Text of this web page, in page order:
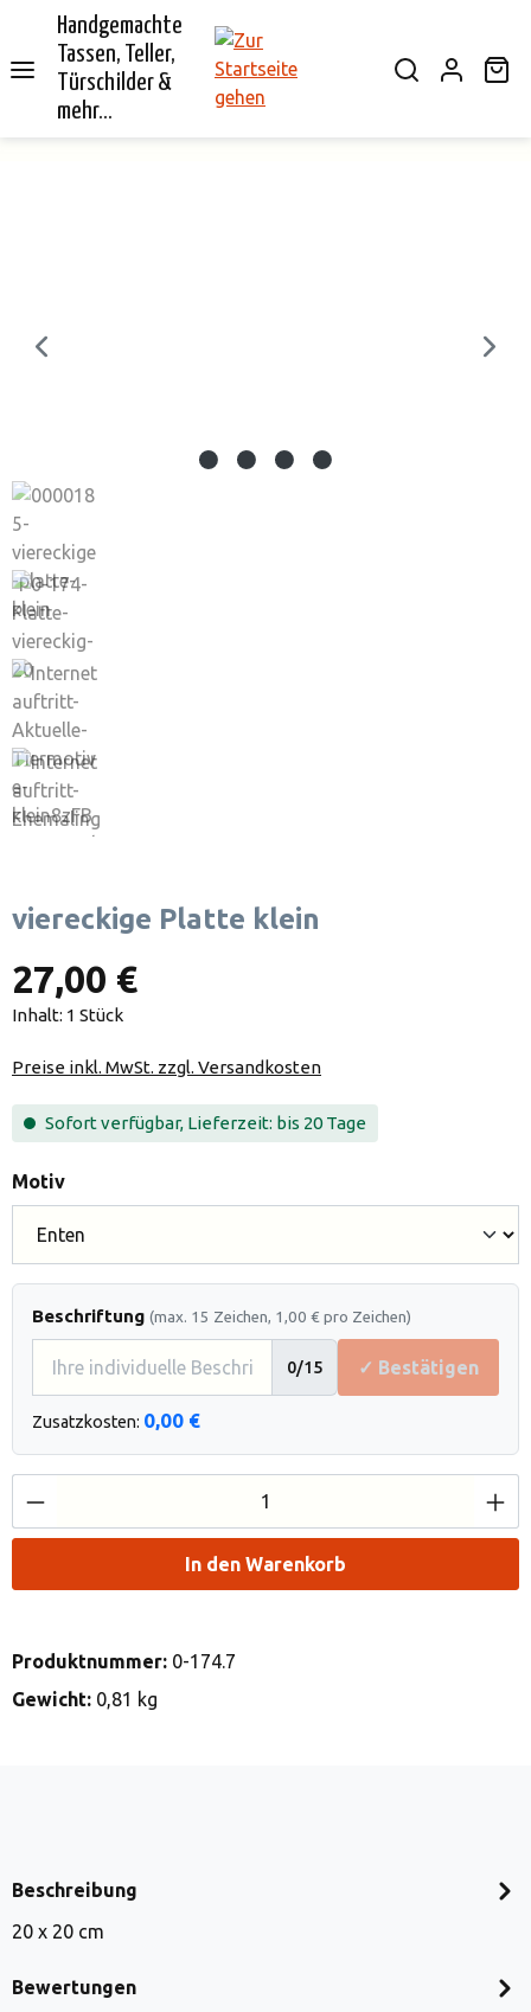
springen
Handgemachte
Tassen, Teller,
Türschilder &
mehr...
viereckige Platte klein
27,00 €
Inhalt: 1 Stück
Preise inkl. MwSt. zzgl. Versandkosten
Sofort verfügbar, Lieferzeit: bis 20 Tage
Motivauswählen
Beschriftung (max. 15 Zeichen, 1,00 € pro Zeichen)
0/15 ✓ Bestätigen
Zusatzkosten: 0,00 €
Produkt Anzahl: Gib den gewünschten
In den Warenkorb
Produktnummer: 0-174.7
Gewicht: 0,81 kg
Beschreibung
20 x 20 cm
Bewertungen